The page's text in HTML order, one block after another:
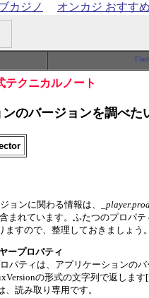
カジノ オンカジ おすす
テクニカルノート
のバージョンを調べた
ョンに関わる情報は、
まれています。ふたつのプロパ
すので、整理しておきましょう。
ープロパティ
パティは、アプリケーションの
の形式の文字列で返しま
読み取り専用です。